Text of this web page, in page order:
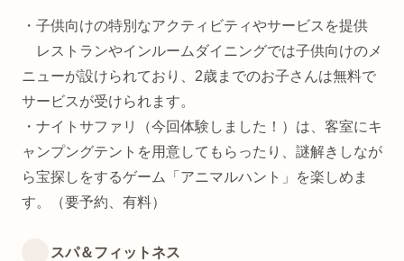
・子供向けの特別なアクティビティやサービスを提供
レストランやインルームダイニングでは子供向けのメ
ニューが設けられており、2歳までのお子さんは無料で
サービスが受けられます。
・ナイトサファリ（今回体験しました！）は、客室にキ
ャンプングテントを用意してもらったり、謎解きしなが
ら宝探しをするゲーム「アニマルハント」を楽しめま
す。（要予約、有料）
スパ＆フィットネス